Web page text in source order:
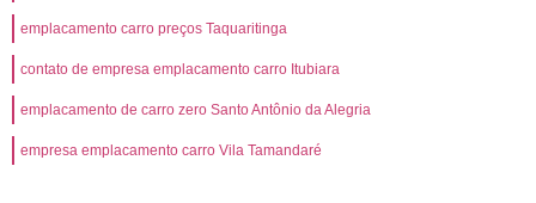
emplacamento carro preços Taquaritinga
contato de empresa emplacamento carro Itubiara
emplacamento de carro zero Santo Antônio da Alegria
empresa emplacamento carro Vila Tamandaré